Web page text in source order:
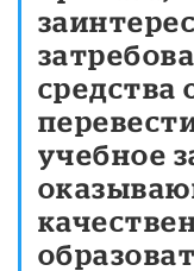
средства
учебное